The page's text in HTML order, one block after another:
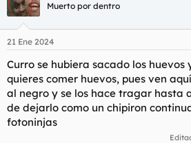
Muerto por dentro
21 Ene 2024
Curro se hubiera sacado los huevos
quieres comer huevos, pues ven
al negro y se los hace tragar hasta
de dejarlo como un chipiron
fotoninjas